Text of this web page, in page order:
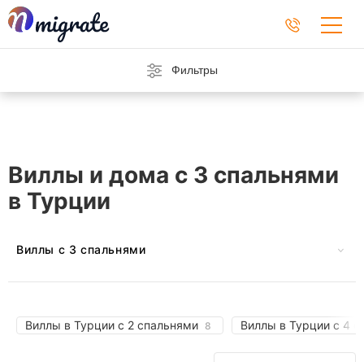
Фильтры
Виллы и дома с 3 спальнями
в Турции
Виллы с 3 спальнями
В Черногории На Кипре
В Греции
Виллы в Турции с 2 спальнями 8 Виллы в Турции с 4